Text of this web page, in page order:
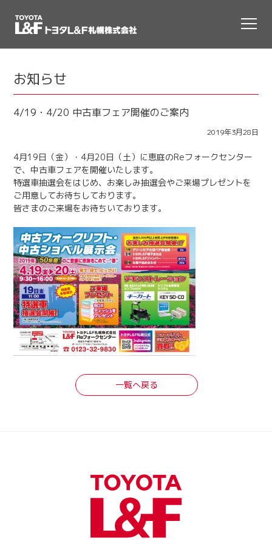
お知らせ
4/19・4/20 中古車フェア開催のご案内
2019年3月28日
4月19日（金）・4月20日（土）に恵庭のReフォークセンター
で、中古車フェアを開催いたします。
特選車抽選会をはじめ、お楽しみ抽選会やご来場プレゼントを
ご用意してお待ちしております。
皆さまのご来場をお待ちいております。
一覧へ戻る